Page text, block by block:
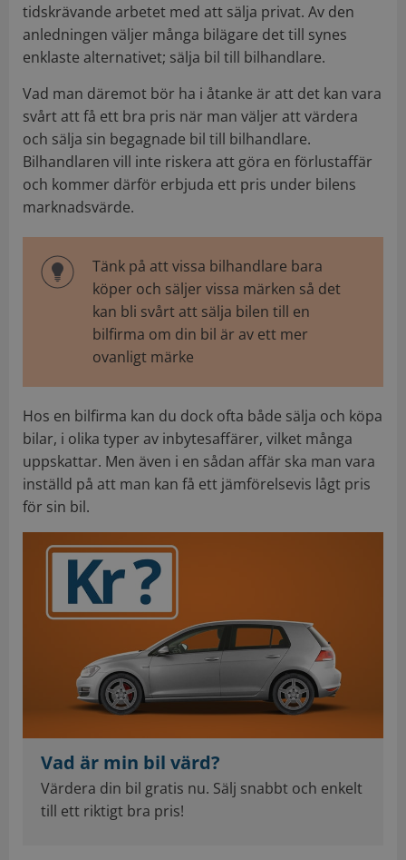
tidskrävande arbetet med att sälja privat. Av den
anledningen väljer många bilägare det till synes
enklaste alternativet; sälja bil till bilhandlare.
Vad man däremot bör ha i åtanke är att det kan vara
svårt att få ett bra pris när man väljer att värdera
och sälja sin begagnade bil till bilhandlare.
Bilhandlaren vill inte riskera att göra en förlustaffär
och kommer därför erbjuda ett pris under bilens
marknadsvärde.
Tänk på att vissa bilhandlare bara
köper och säljer vissa märken så det
kan bli svårt att sälja bilen till en
bilfirma om din bil är av ett mer
ovanligt märke
Hos en bilfirma kan du dock ofta både sälja och köpa
bilar, i olika typer av inbytesaffärer, vilket många
uppskattar. Men även i en sådan affär ska man vara
inställd på att man kan få ett jämförelsevis lågt pris
för sin bil.
Vad är min bil värd?
Värdera din bil gratis nu. Sälj snabbt och enkelt
till ett riktigt bra pris!